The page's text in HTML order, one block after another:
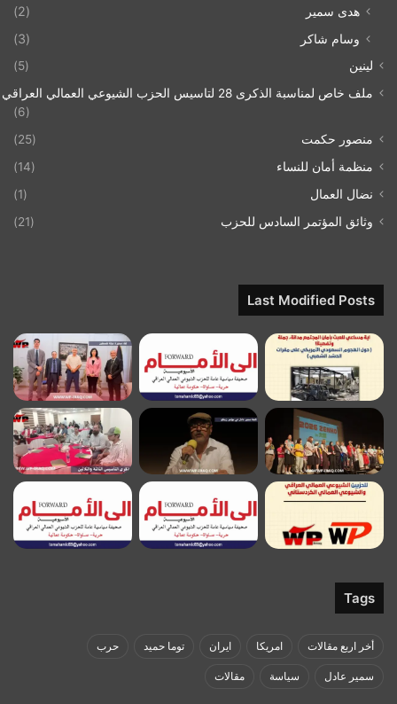
هدى سمير
(2)
وسام شاكر
(3)
لينين
(5)
ملف خاص لمناسبة الذكرى 28 لتاسيس الحزب الشيوعي العمالي العراقي 1993/07/21
(6)
منصور حكمت
(25)
منظمة أمان للنساء
(14)
نضال العمال
(1)
وثائق المؤتمر السادس للحزب
(21)
Last Modified Posts
Tags
أخر اربع مقالات امريكا ايران توما حميد حرب
سمير عادل سياسة مقالات